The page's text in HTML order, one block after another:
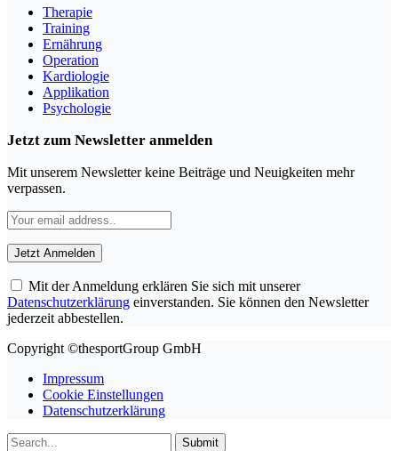
Therapie
Training
Ernährung
Operation
Kardiologie
Applikation
Psychologie
Jetzt zum Newsletter anmelden
Mit unserem Newsletter keine Beiträge und Neuigkeiten mehr
verpassen.
Mit der Anmeldung erklären Sie sich mit unserer
Datenschutzerklärung einverstanden. Sie können den Newsletter
jederzeit abbestellen.
Copyright ©thesportGroup GmbH
Impressum
Cookie Einstellungen
Datenschutzerklärung
Submit